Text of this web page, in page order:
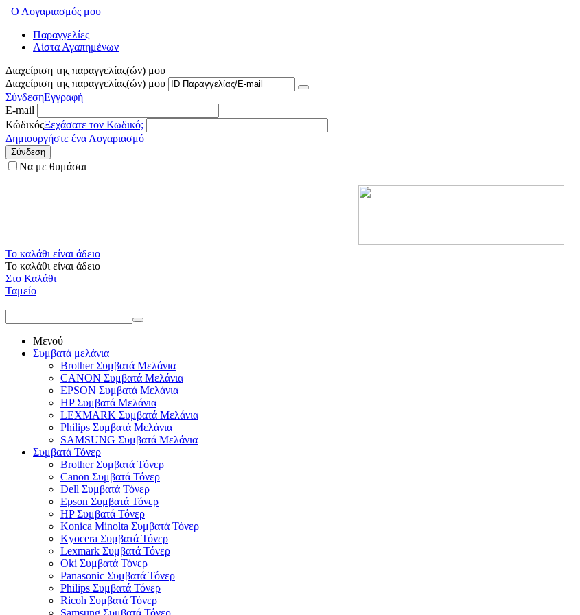
Ο Λογαριασμός μου
Παραγγελίες
Λίστα Αγαπημένων
Διαχείριση της παραγγελίας(ών) μου
Διαχείριση της παραγγελίας(ών) μου
ΣύνδεσηΕγγραφή
E-mail
ΚώδικόςΞεχάσατε τον Κωδικό;
Δημιουργήστε ένα Λογαριασμό
Σύνδεση
Να με θυμάσαι
Το καλάθι είναι άδειο
Το καλάθι είναι άδειο
Στο Καλάθι
Ταμείο
Μενού
Συμβατά μελάνια
Brother Συμβατά Μελάνια
CANON Συμβατά Μελάνια
EPSON Συμβατά Μελάνια
HP Συμβατά Μελάνια
LEXMARK Συμβατά Μελάνια
Philips Συμβατά Μελάνια
SAMSUNG Συμβατά Μελάνια
Συμβατά Τόνερ
Brother Συμβατά Τόνερ
Canon Συμβατά Τόνερ
Dell Συμβατά Τόνερ
Epson Συμβατά Τόνερ
HP Συμβατά Τόνερ
Konica Minolta Συμβατά Τόνερ
Kyocera Συμβατά Τόνερ
Lexmark Συμβατά Τόνερ
Oki Συμβατά Τόνερ
Panasonic Συμβατά Τόνερ
Philips Συμβατά Τόνερ
Ricoh Συμβατά Τόνερ
Samsung Συμβατά Τόνερ